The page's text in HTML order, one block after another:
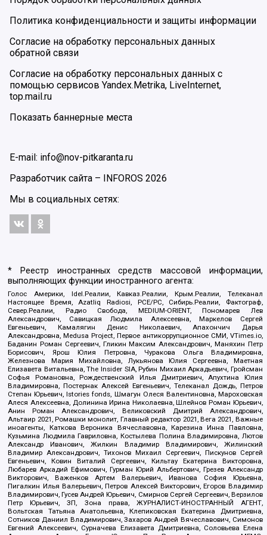
Политика конфиденциальности и защиты информации
Согласие на обработку персональных данных
обратной связи
Согласие на обработку персональных данных с
помощью сервисов Yandex.Metrika, LiveInternet,
top.mail.ru
Показать баннерные места
E-mail: info@nov-pitkaranta.ru
Разработчик сайта –
INFOROS 2026
Мы в социальных сетях:
* Реестр иностранных средств массовой информации,
выполняющих функции иностранного агента:
Голос Америки, Idel.Реалии, Кавказ.Реалии, Крым.Реалии, Телеканал
Настоящее Время, Azatliq Radiosi, PCE/PC, Сибирь.Реалии, Фактограф,
Север.Реалии, Радио Свобода, MEDIUM-ORIENT, Пономарев Лев
Александрович, Савицкая Людмила Алексеевна, Маркелов Сергей
Евгеньевич, Камалягин Денис Николаевич, Апахончич Дарья
Александровна, Medusa Project, Первое антикоррупционное СМИ, VTimes.io,
Баданин Роман Сергеевич, Гликин Максим Александрович, Маняхин Петр
Борисович, Ярош Юлия Петровна, Чуракова Ольга Владимировна,
Железнова Мария Михайловна, Лукьянова Юлия Сергеевна, Маетная
Елизавета Витальевна, The Insider SIA, Рубин Михаил Аркадьевич, Гройсман
Софья Романовна, Рождественский Илья Дмитриевич, Апухтина Юлия
Владимировна, Постернак Алексей Евгеньевич, Телеканал Дождь, Петров
Степан Юрьевич, Istories fonds, Шмагун Олеся Валентиновна, Мароховская
Алеся Алексеевна, Долинина Ирина Николаевна, Шлейнов Роман Юрьевич,
Анин Роман Александрович, Великовский Дмитрий Александрович,
Альтаир 2021, Ромашки монолит, Главный редактор 2021, Вега 2021, Важные
иноагенты, Каткова Вероника Вячеславовна, Карезина Инна Павловна,
Кузьмина Людмила Гавриловна, Костылева Полина Владимировна, Лютов
Александр Иванович, Жилкин Владимир Владимирович, Жилинский
Владимир Александрович, Тихонов Михаил Сергеевич, Пискунов Сергей
Евгеньевич, Ковин Виталий Сергеевич, Кильтау Екатерина Викторовна,
Любарев Аркадий Ефимович, Гурман Юрий Альбертович, Грезев Александр
Викторович, Важенков Артем Валерьевич, Иванова София Юрьевна,
Пигалкин Илья Валерьевич, Петров Алексей Викторович, Егоров Владимир
Владимирович, Гусев Андрей Юрьевич, Смирнов Сергей Сергеевич, Верзилов
Петр Юрьевич, ЗП, Зона права, ЖУРНАЛИСТ-ИНОСТРАННЫЙ АГЕНТ,
Вольтская Татьяна Анатольевна, Клепиковская Екатерина Дмитриевна,
Сотников Даниил Владимирович, Захаров Андрей Вячеславович, Симонов
Евгений Алексеевич, Сурначева Елизавета Дмитриевна, Соловьева Елена